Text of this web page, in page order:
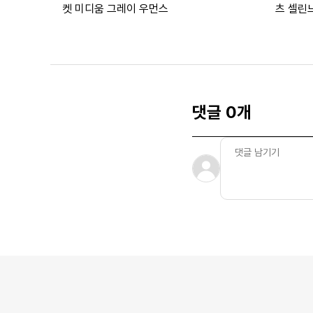
켓 미디움 그레이 우먼스
츠 셀린
댓글 0개